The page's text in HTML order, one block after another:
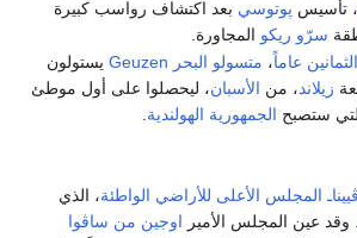
، تأسيس پوتوسي بعد اكتشاف رواسب كبيرة
سرّو ريكو المجاورة.
عاماً، متسولو البحر Geuzen
يستولون
زيلاند، من الأسبان، ليحصلوا على أول موطئ
ستصبح الجمهورية الهولندية.
ڤييناـ المجلس الأعلى للأراضي الواطئة، الذي
. وقد عين المجلس الأمير اوجين من ساڤوا